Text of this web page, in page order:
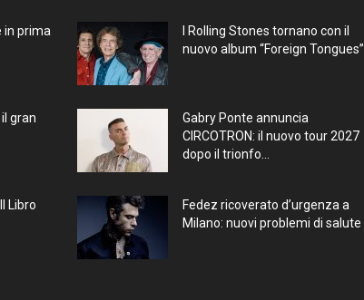
in prima
gran
Libro
I Rolling Stones tornano con il
nuovo album “Foreign Tongues”
Gabry Ponte annuncia
CIRCOTRON: il nuovo tour 2027
dopo il trionfo...
Fedez ricoverato d’urgenza a
Milano: nuovi problemi di salute